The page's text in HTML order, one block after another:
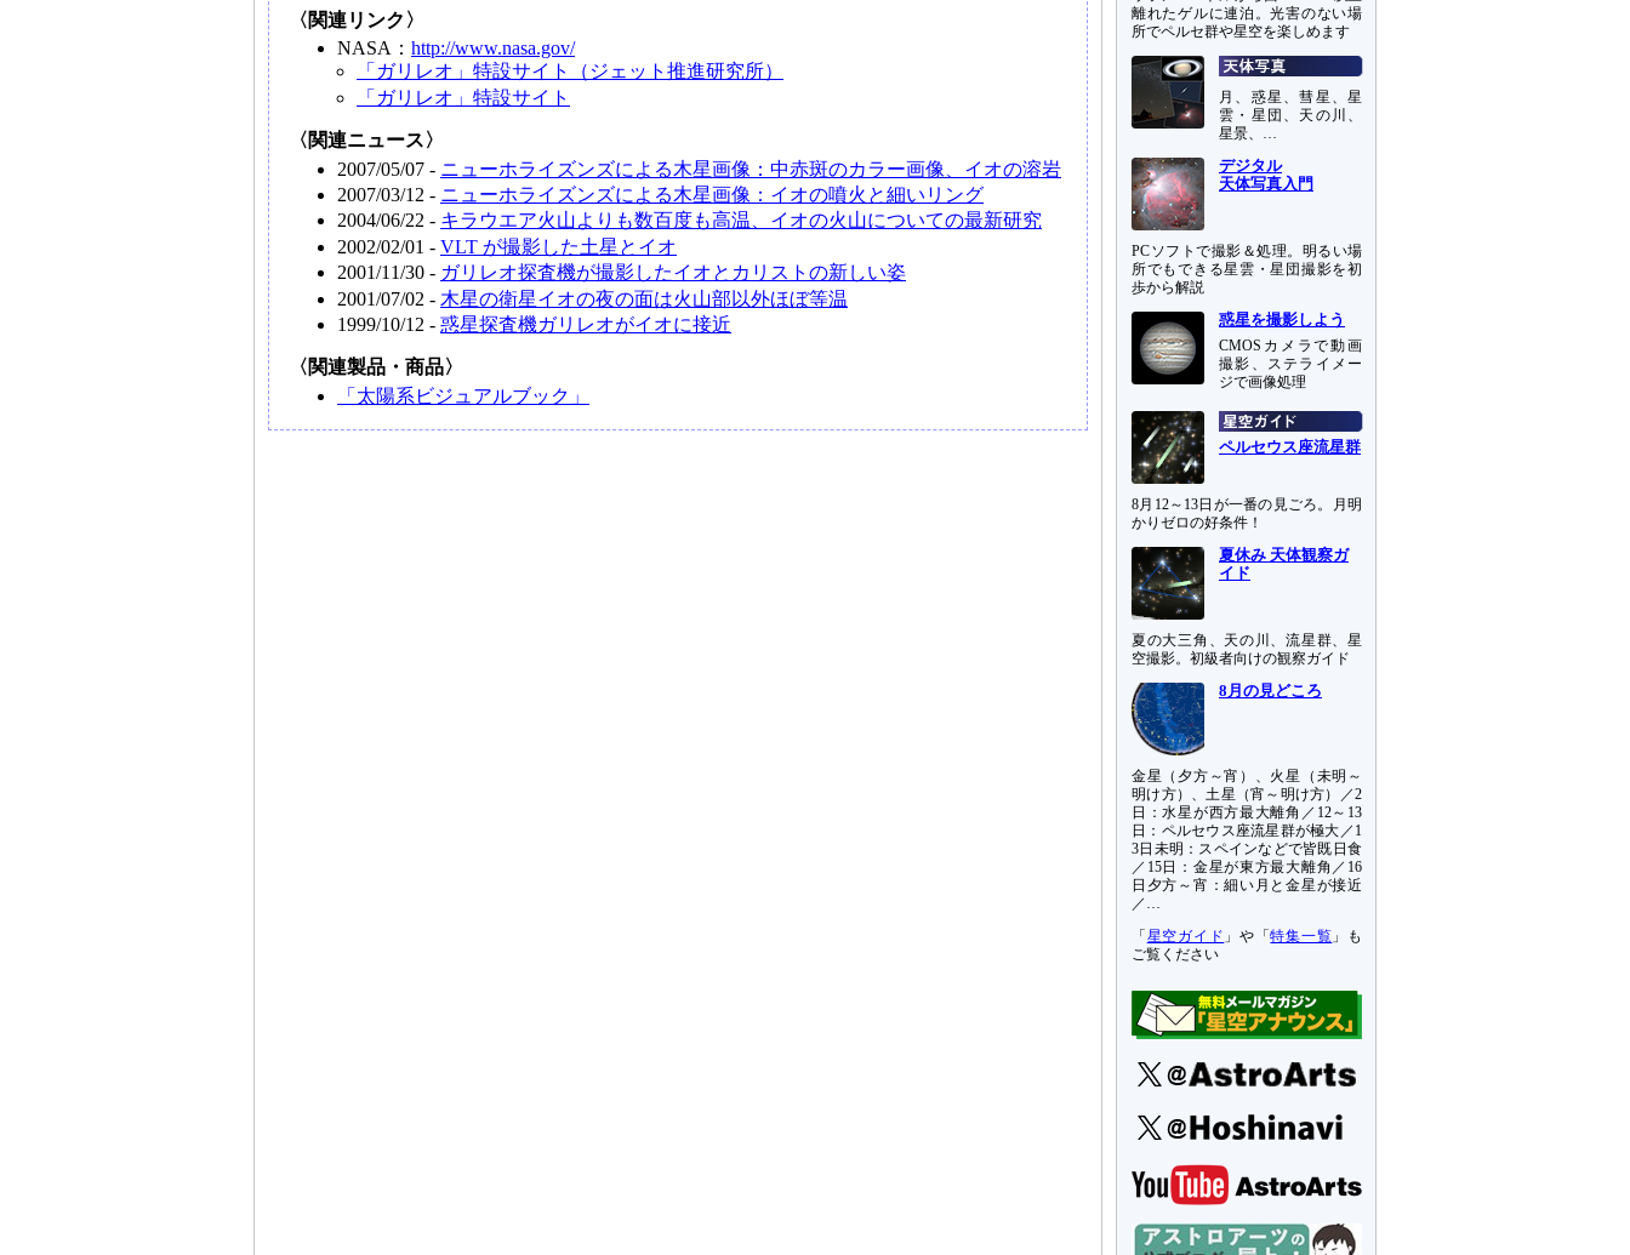
〈関連リンク〉
NASA： http://www.nasa.gov/
「ガリレオ」特設サイト（ジェット推進研究所）
「ガリレオ」特設サイト
〈関連ニュース〉
2007/05/07 - ニューホライズンズによる木星画像：中赤斑のカラー画像、イオの溶岩
2007/03/12 - ニューホライズンズによる木星画像：イオの噴火と細いリング
2004/06/22 - キラウエア火山よりも数百度も高温、イオの火山についての最新研究
2002/02/01 - VLT が撮影した土星とイオ
2001/11/30 - ガリレオ探査機が撮影したイオとカリストの新しい姿
2001/07/02 - 木星の衛星イオの夜の面は火山部以外ほぼ等温
1999/10/12 - 惑星探査機ガリレオがイオに接近
〈関連製品・商品〉
「太陽系ビジュアルブック」
離れたゲルに連泊。光害のない場
所でペルセ群や星空を楽しめます
月、惑星、彗星、星
雲・星団、天の川、
星景、…
デジタル
天体写真入門
PCソフトで撮影＆処理。明るい場
所でもできる星雲・星団撮影を初
歩から解説
惑星を撮影しよう
CMOSカメラで動画
撮影、ステライメー
ジで画像処理
ペルセウス座流星群
8月12～13日が一番の見ごろ。月明
かりゼロの好条件！
夏休み 天体観察ガ
イド
夏の大三角、天の川、流星群、星
空撮影。初級者向けの観察ガイド
8月の見どころ
金星（夕方～宵）、火星（未明～
明け方）、土星（宵～明け方）／2
日：水星が西方最大離角／12～13
日：ペルセウス座流星群が極大／1
3日未明：スペインなどで皆既日食
／15日：金星が東方最大離角／16
日夕方～宵：細い月と金星が接近
／…
「 星空ガイド 」や「特集一覧 」も
ご覧ください